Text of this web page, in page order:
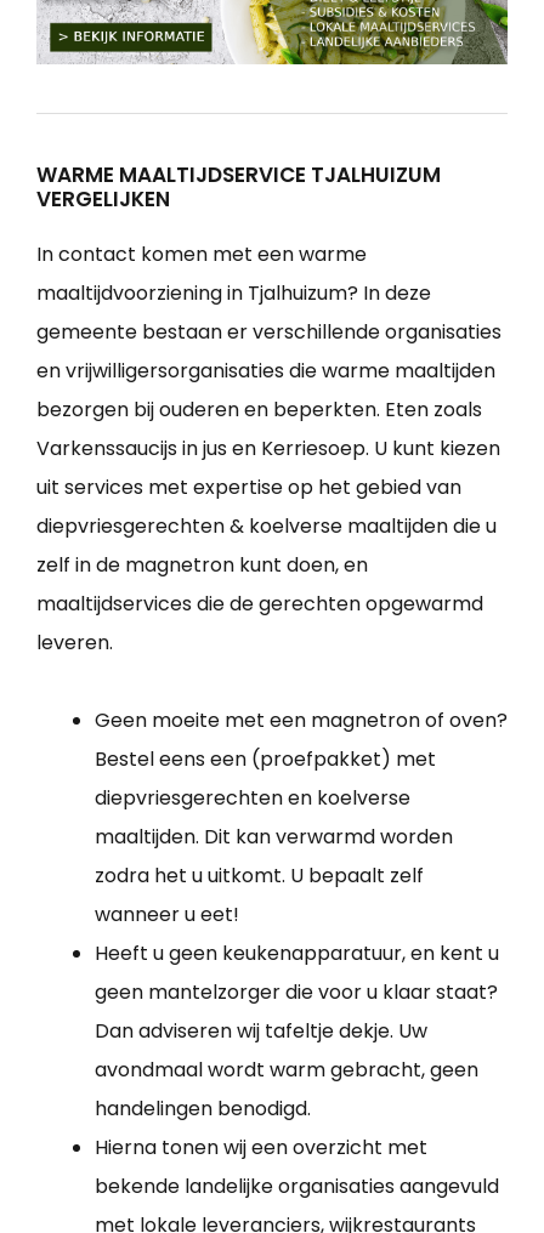
WARME MAALTIJDSERVICE TJALHUIZUM
VERGELIJKEN
In contact komen met een warme
maaltijdvoorziening in Tjalhuizum? In deze
gemeente bestaan er verschillende organisaties
en vrijwilligersorganisaties die warme maaltijden
bezorgen bij ouderen en beperkten. Eten zoals
Varkenssaucijs in jus en Kerriesoep. U kunt kiezen
uit services met expertise op het gebied van
diepvriesgerechten & koelverse maaltijden die u
zelf in de magnetron kunt doen, en
maaltijdservices die de gerechten opgewarmd
leveren.
Geen moeite met een magnetron of oven?
Bestel eens een (proefpakket) met
diepvriesgerechten en koelverse
maaltijden. Dit kan verwarmd worden
zodra het u uitkomt. U bepaalt zelf
wanneer u eet!
Heeft u geen keukenapparatuur, en kent u
geen mantelzorger die voor u klaar staat?
Dan adviseren wij tafeltje dekje. Uw
avondmaal wordt warm gebracht, geen
handelingen benodigd.
Hierna tonen wij een overzicht met
bekende landelijke organisaties aangevuld
met lokale leveranciers, wijkrestaurants